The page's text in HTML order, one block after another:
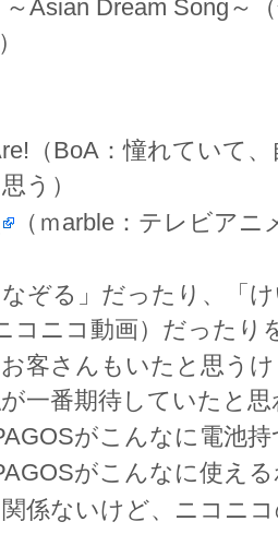
～Asian Dream Song～
（BoA：憧れていて
う）
（ｍarble：テレビアニ
なぞる」だったり、「
コニコ動画）だったり
客さんもいたと思う
が一番期待していたと
がこんなに電池
がこんなに使え
係ないけど、ニコニ